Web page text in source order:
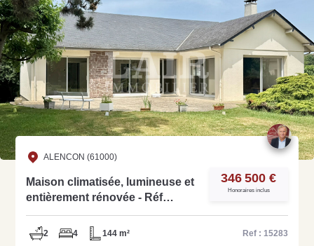
Gratuit
Estimez votre bien en ligne.
Rapide et gratuit, recevez votre estimation
en quelques clics.
Estimer mon bien maintenant
ALENCON (61000)
Maison climatisée, lumineuse et
entièrement rénovée - Réf
15283
346 500 €
Honoraires inclus
2 4 144 m² Ref : 15283